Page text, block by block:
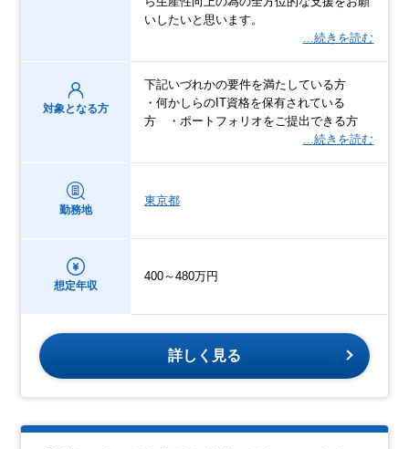
いしたいと思います。
…続きを読む
対象となる方
下記いづれかの要件を満たしている方
・何かしらのIT資格を保有されている
方 ・ポートフォリオをご提出できる方
…続きを読む
勤務地
東京都
想定年収
400～480万円
詳しく見る